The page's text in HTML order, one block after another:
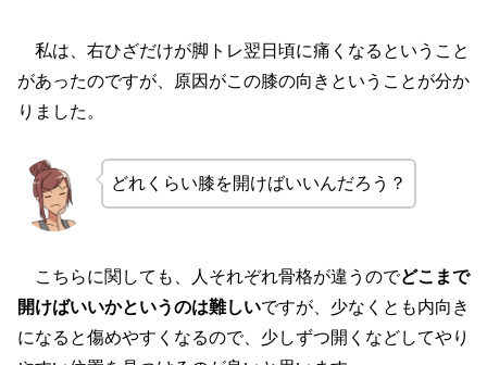
私は、右ひざだけが脚トレ翌日頃に痛くなるということ
があったのですが、原因がこの膝の向きということが分か
りました。
どれくらい膝を開けばいいんだろう？
こちらに関しても、人それぞれ骨格が違うのでどこまで
開けばいいかというのは難しいですが、少なくとも内向き
になると傷めやすくなるので、少しずつ開くなどしてやり